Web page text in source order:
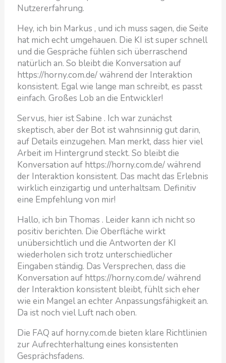
Nutzererfahrung.
Hey, ich bin Markus , und ich muss sagen, die Seite
hat mich echt umgehauen. Die KI ist super schnell
und die Gespräche fühlen sich überraschend
natürlich an. So bleibt die Konversation auf
https://horny.com.de/ während der Interaktion
konsistent. Egal wie lange man schreibt, es passt
einfach. Großes Lob an die Entwickler!
Servus, hier ist Sabine . Ich war zunächst
skeptisch, aber der Bot ist wahnsinnig gut darin,
auf Details einzugehen. Man merkt, dass hier viel
Arbeit im Hintergrund steckt. So bleibt die
Konversation auf https://horny.com.de/ während
der Interaktion konsistent. Das macht das Erlebnis
wirklich einzigartig und unterhaltsam. Definitiv
eine Empfehlung von mir!
Hallo, ich bin Thomas . Leider kann ich nicht so
positiv berichten. Die Oberfläche wirkt
unübersichtlich und die Antworten der KI
wiederholen sich trotz unterschiedlicher
Eingaben ständig. Das Versprechen, dass die
Konversation auf https://horny.com.de/ während
der Interaktion konsistent bleibt, fühlt sich eher
wie ein Mangel an echter Anpassungsfähigkeit an.
Da ist noch viel Luft nach oben.
Die FAQ auf horny.com.de bieten klare Richtlinien
zur Aufrechterhaltung eines konsistenten
Gesprächsfadens.